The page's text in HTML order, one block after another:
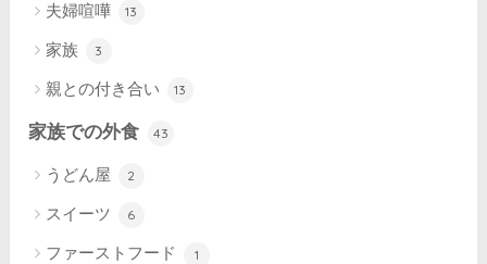
夫婦喧嘩 13
家族 3
親との付き合い 13
家族での外食 43
うどん屋 2
スイーツ 6
ファーストフード 1